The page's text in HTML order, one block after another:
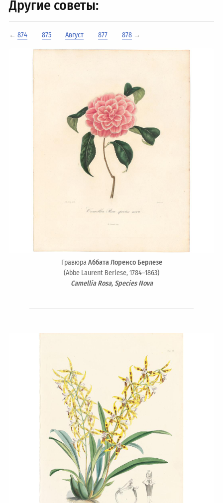
Другие советы:
←874 875 Август 877 878→
ГравюраАббата Лоренсо Берлезе
(Abbe Laurent Berlese, 1784–1863)
Camellia Rosa, Species Nova